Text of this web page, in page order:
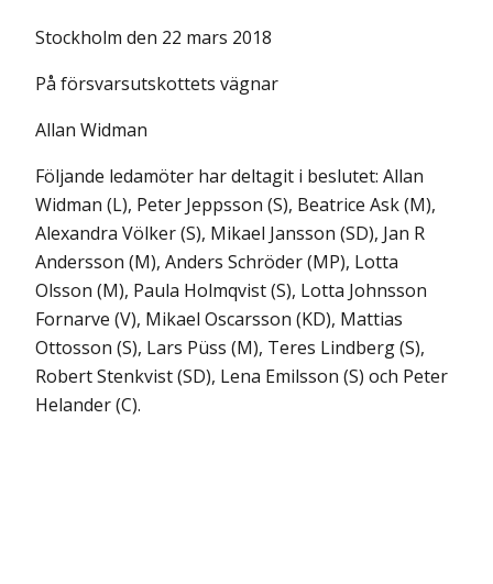
Stockholm den 22 mars 2018
På försvarsutskottets vägnar
Allan Widman
Följande ledamöter har deltagit i beslutet: Allan
Widman (L), Peter Jeppsson (S), Beatrice Ask (M),
Alexandra Völker (S), Mikael Jansson (SD), Jan R
Andersson (M), Anders Schröder (MP), Lotta
Olsson (M), Paula Holmqvist (S), Lotta Johnsson
Fornarve (V), Mikael Oscarsson (KD), Mattias
Ottosson (S), Lars Püss (M), Teres Lindberg (S),
Robert Stenkvist (SD), Lena Emilsson (S) och Peter
Helander (C).